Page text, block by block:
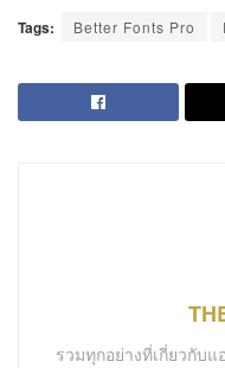
Tags: Better Fonts Pro
รวมทุกอย่างที่เกี่ยวกับ